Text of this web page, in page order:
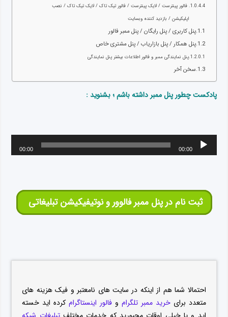
فالور پینترست / لایک پینترست / فالور تیک تاک / لایک تیک تاک / نصب
اپلیکیشن / بازدید کننده وبسایت
پنل کاربری / پنل رایگان / پنل ممبر فالور
پنل همکار / پنل بازاریاب / پنل مشتری خاص
پنل نمایندگی ممبر و فالور اطلاعات بیشتر پنل نمایندگی
سخن آخر
پادکست چطور پنل ممبر داشته باشم ؛ بشنوید :
00:00
00:00
ثبت نام در پنل ممبر فالوور و نوتیفیکیشن تبلیغاتی
احتمالا شما هم از اینکه در سایت های نامعتبر و فیک هزینه های
متعدد برای خرید ممبر تلگرام و فالور اینستاگرامکرده اید خسته